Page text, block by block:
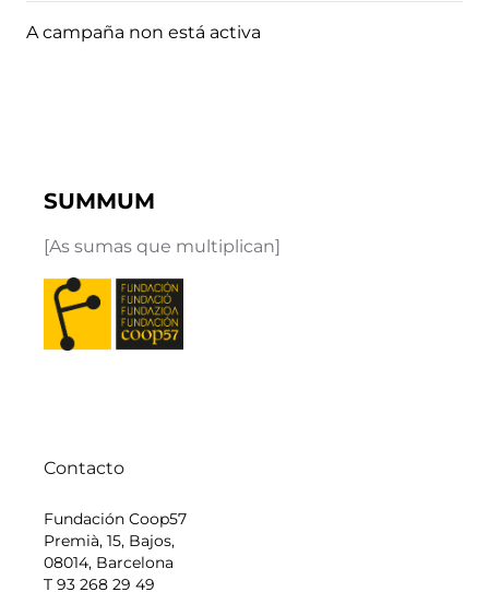
A campaña non está activa
SUMMUM
[As sumas que multiplican]
Contacto
Fundación Coop57
Premià, 15, Bajos,
08014, Barcelona
T 93 268 29 49